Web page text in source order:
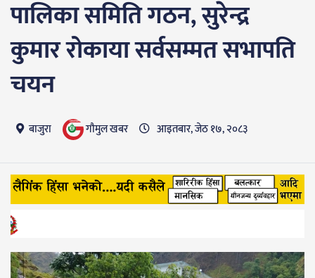
पालिका समिति गठन, सुरेन्द्र
कुमार रोकाया सर्वसम्मत सभापति
चयन
बाजुरा गाैमुल खबर आइतबार, जेठ १७, २०८३